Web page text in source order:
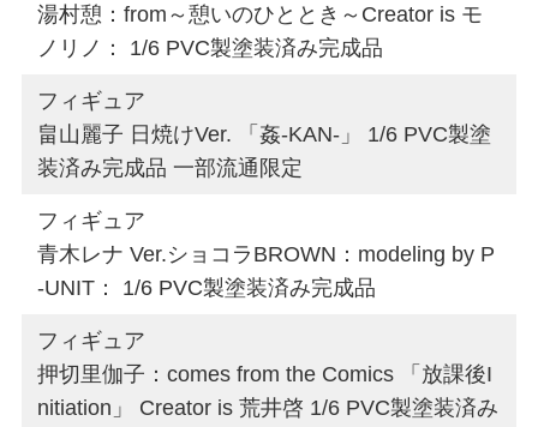
湯村憩：from～憩いのひととき～Creator is モ
ノリノ： 1/6 PVC製塗装済み完成品
フィギュア
畠山麗子 日焼けVer. 「姦-KAN-」 1/6 PVC製塗
装済み完成品 一部流通限定
フィギュア
青木レナ Ver.ショコラBROWN：modeling by P
-UNIT： 1/6 PVC製塗装済み完成品
フィギュア
押切里伽子：comes from the Comics 「放課後I
nitiation」 Creator is 荒井啓 1/6 PVC製塗装済み